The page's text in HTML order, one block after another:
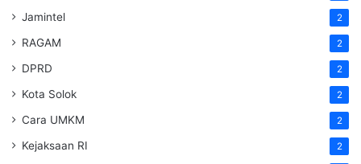
Jamintel 2
RAGAM 2
DPRD 2
Kota Solok 2
Cara UMKM 2
Kejaksaan RI 2